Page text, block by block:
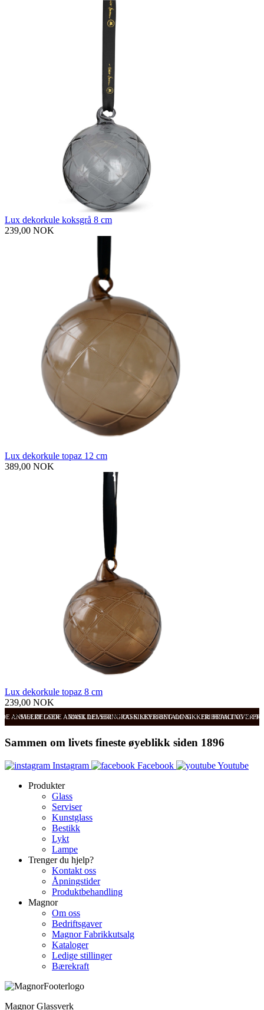
Lux dekorkule koksgrå 8 cm
239,00 NOK
Lux dekorkule topaz 12 cm
389,00 NOK
Lux dekorkule topaz 8 cm
239,00 NOK
ANMELDELSER RASK LEVERING OG SIKKER BETALING FRI FRAKT OVER
SVÆRT GODE ANMELDELSER RASK LEVERING OG SIKKER BETALING
Sammen om livets fineste øyeblikk siden 1896
Instagram Facebook
Youtube
Produkter
Glass
Serviser
Kunstglass
Bestikk
Lykt
Lampe
Trenger du hjelp?
Kontakt oss
Åpningstider
Produktbehandling
Magnor
Om oss
Bedriftsgaver
Magnor Fabrikkutsalg
Kataloger
Ledige stillinger
Bærekraft
Magnor Glassverk